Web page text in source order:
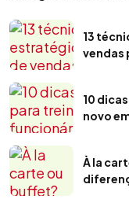
13
vendas
10
novo
À la